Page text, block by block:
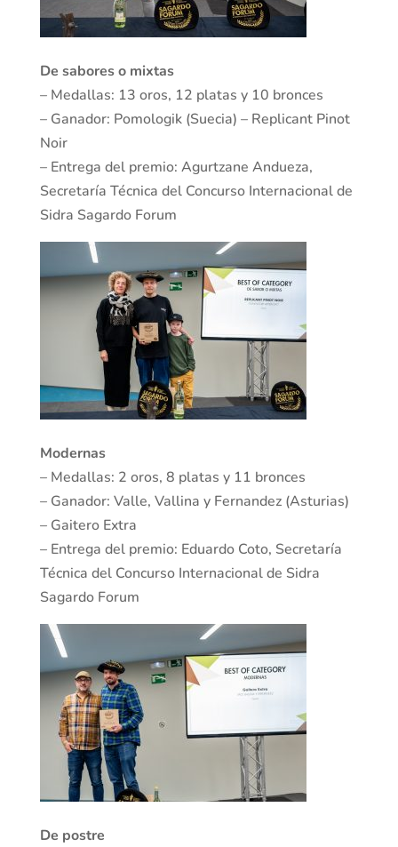
De sabores o mixtas
– Medallas: 13 oros, 12 platas y 10 bronces
– Ganador: Pomologik (Suecia) – Replicant Pinot
Noir
– Entrega del premio: Agurtzane Andueza,
Secretaría Técnica del Concurso Internacional de
Sidra Sagardo Forum
Modernas
– Medallas: 2 oros, 8 platas y 11 bronces
– Ganador: Valle, Vallina y Fernandez (Asturias)
– Gaitero Extra
– Entrega del premio: Eduardo Coto, Secretaría
Técnica del Concurso Internacional de Sidra
Sagardo Forum
De postre